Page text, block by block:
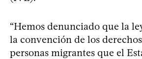
“Hemos denunciado que la
la convención de los
personas migrantes que el